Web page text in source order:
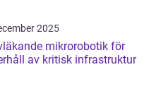
2025
mikrorobotik för
av kritisk infrastruktur